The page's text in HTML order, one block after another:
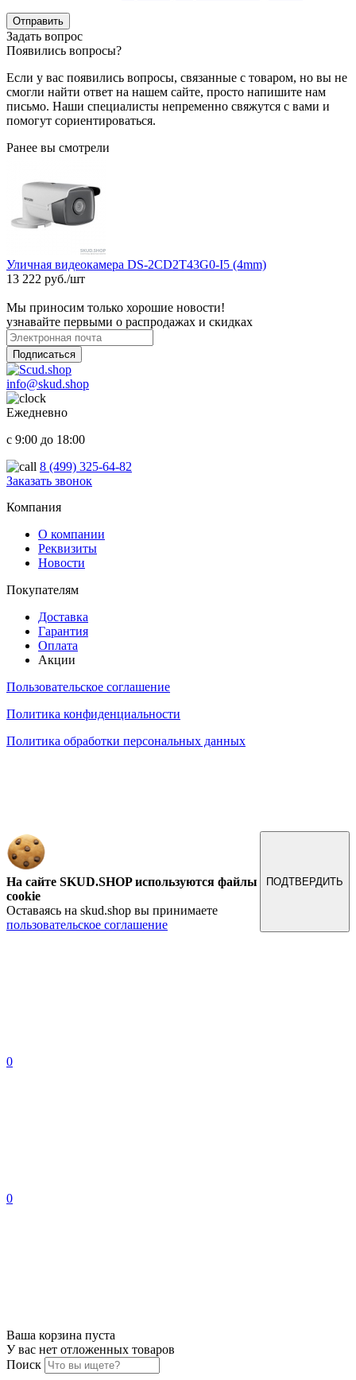
Отправить
Задать вопрос
Появились вопросы?
Если у вас появились вопросы, связанные с товаром, но вы не
смогли найти ответ на нашем сайте, просто напишите нам
письмо. Наши специалисты непременно свяжутся с вами и
помогут сориентироваться.
Ранее вы смотрели
Уличная видеокамера DS-2CD2T43G0-I5 (4mm)
13 222 руб./шт
Мы приносим только хорошие новости!
узнавайте первыми о распродажах и скидках
Подписаться
info@skud.shop
Ежедневно
с 9:00 до 18:00
8 (499) 325-64-82
Заказать звонок
Компания
О компании
Реквизиты
Новости
Покупателям
Доставка
Гарантия
Оплата
Акции
Пользовательское соглашение
Политика конфиденциальности
Политика обработки персональных данных
На сайте SKUD.SHOP используются файлы
cookie
Оставаясь на skud.shop вы принимаете
пользовательское соглашение
ПОДТВЕРДИТЬ
0
0
Ваша корзина пуста
У вас нет отложенных товаров
Поиск